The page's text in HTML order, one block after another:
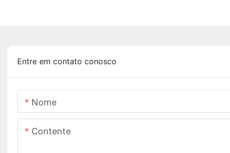
Entre em contato conosco
Nome
Contente